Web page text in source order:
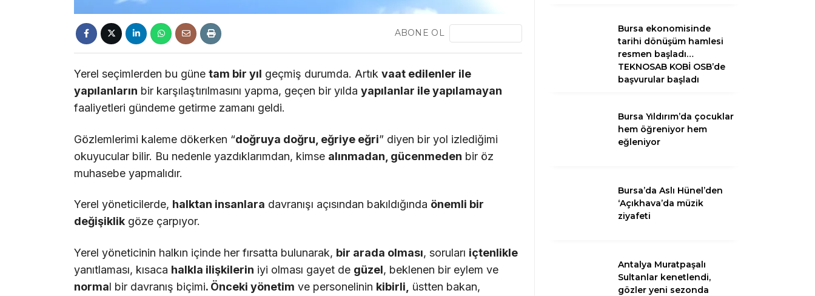
ABONE OL
Yerel seçimlerden bu güne tam bir yıl geçmiş durumda. Artık vaat edilenler ile
yapılanların bir karşılaştırılmasını yapma, geçen bir yılda yapılanlar ile yapılamayan
faaliyetleri gündeme getirme zamanı geldi.
Gözlemlerimi kaleme dökerken “doğruya doğru, eğriye eğri” diyen bir yol izlediğimi
okuyucular bilir. Bu nedenle yazdıklarımdan, kimse alınmadan, gücenmeden bir öz
muhasebe yapmalıdır.
Yerel yöneticilerde, halktan insanlara davranışı açısından bakıldığında önemli bir
değişiklik göze çarpıyor.
Yerel yöneticinin halkın içinde her fırsatta bulunarak, bir arada olması, soruları içtenlikle
yanıtlaması, kısaca halkla ilişkilerin iyi olması gayet de güzel, beklenen bir eylem ve
normal bir davranış biçimi. Önceki yönetim ve personelinin kibirli,
üstten bakan,
Bursa ekonomisinde
tarihi dönüşüm hamlesi
resmen başladı…
TEKNOSAB KOBİ OSB’de
başvurular başladı
Bursa Yıldırım’da çocuklar
hem öğreniyor hem
eğleniyor
Bursa’da Aslı Hünel’den
‘Açıkhava’da müzik
ziyafeti
Antalya Muratpaşalı
Sultanlar kenetlendi,
gözler yeni sezonda